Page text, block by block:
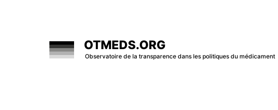
OTMEDS.ORG
Observatoire de la transparence dans les politiques du médicament